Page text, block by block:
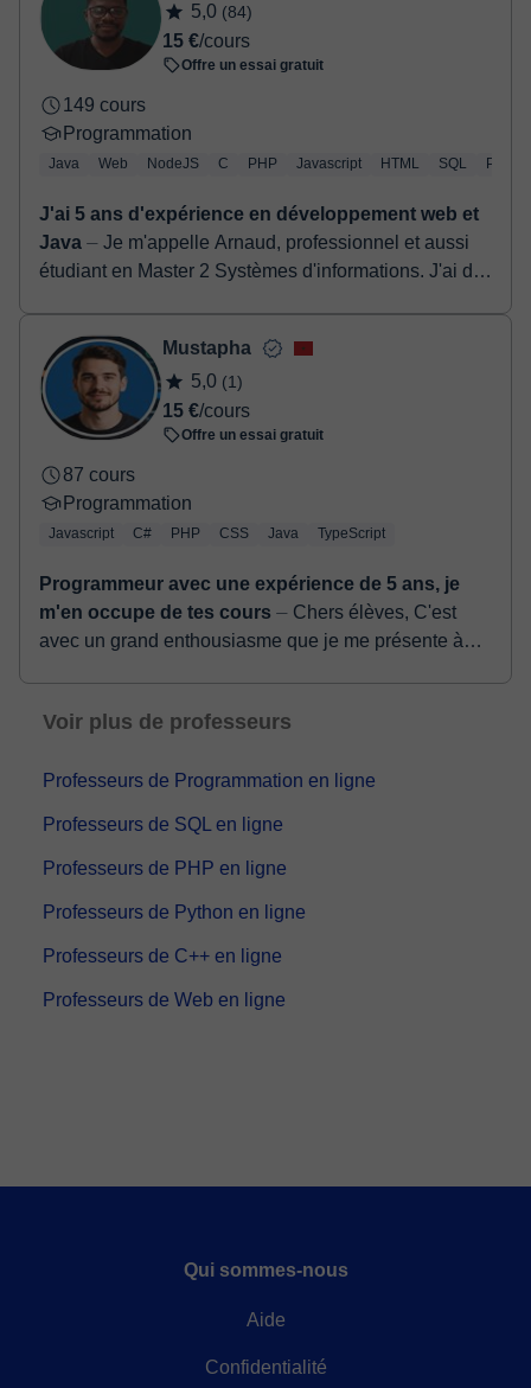
confirmer la réservation.5,0 (84)
15 €/cours
Offre un essai gratuit
149 cours
Programmation
Java Web NodeJS C PHP Javascript HTML SQL Python
J'ai 5 ans d'expérience en développement web et
Java ⏤ Je m'appelle Arnaud, professionnel et aussi
étudiant en Master 2 Systèmes d'informations. J'ai de
Mustapha
5,0 (1)
15 €/cours
Offre un essai gratuit
87 cours
Programmation
Javascript C# PHP CSS Java TypeScript
Programmeur avec une expérience de 5 ans, je
m'en occupe de tes cours ⏤ Chers élèves, C'est
avec un grand enthousiasme que je me présente à
Voir plus de professeurs
Professeurs de Programmation en ligne
Professeurs de SQL en ligne
Professeurs de PHP en ligne
Professeurs de Python en ligne
Professeurs de C++ en ligne
Professeurs de Web en ligne
Qui sommes-nous
Aide
Confidentialité